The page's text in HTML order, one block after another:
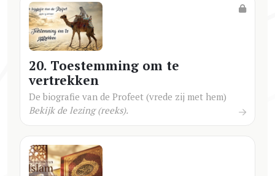
20. Toestemming om te
vertrekken
De biografie van de Profeet (vrede zij met hem)
Bekijk de lezing (reeks).